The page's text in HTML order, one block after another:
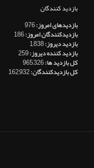
بازدید کنندگان
بازدیدهای امروز:976
بازدیدکنندگان امروز:186
بازدید دیروز:1,838
بازدید کننده دیروز:259
کل بازدید ها:965,326
کل بازدیدکنند‌گان:162,932